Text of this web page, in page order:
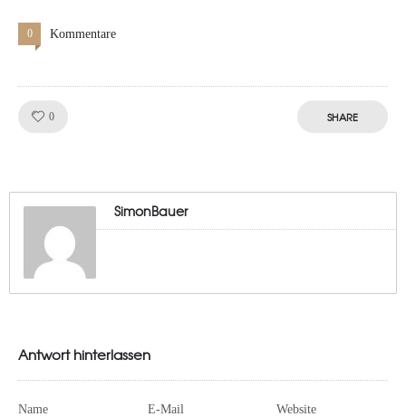
0 Kommentare
0 SHARE
SimonBauer
Antwort hinterlassen
Name E-Mail Website